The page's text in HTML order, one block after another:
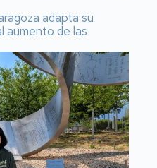
adapta su
aumento de las